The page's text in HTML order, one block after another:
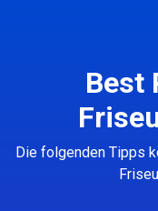
Best
Die folgenden Tipps